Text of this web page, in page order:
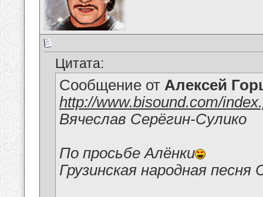
Цитата:
Сообщение от Алексей
http://www.bisound.com/
Вячеслав Серёгин-Сулико
По просьбе Алёнки
Грузинская народная песня